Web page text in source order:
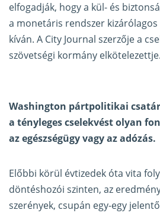
elfogadják, hogy a kül- és
a monetáris rendszer
kíván. A City Journal szerzője a
szövetségi kormány
Washington pártpolitikai
a tényleges cselekvést olyan
az egészségügy vagy az adózás.
Előbbi körül évtizedek óta vita
döntéshozói szinten, az
szerények, csupán egy-egy